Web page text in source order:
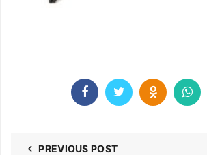
PREVIOUS POST